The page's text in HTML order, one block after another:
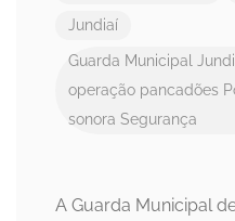
Jundiaí
Guarda Municipal
operação pancadões
sonora Segurança
A Guarda Municipal